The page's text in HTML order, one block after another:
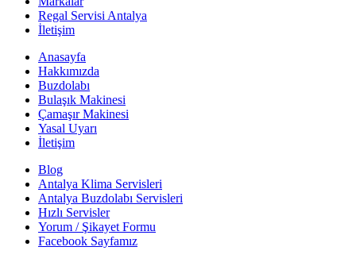
Regal Servisi Antalya
İletişim
Anasayfa
Hakkımızda
Buzdolabı
Bulaşık Makinesi
Çamaşır Makinesi
Yasal Uyarı
İletişim
Blog
Antalya Klima Servisleri
Antalya Buzdolabı Servisleri
Hızlı Servisler
Yorum / Şikayet Formu
Facebook Sayfamız